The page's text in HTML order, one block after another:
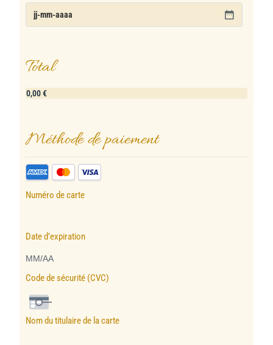
Total
Méthode de paiement
Numéro de carte
Date d’expiration
Code de sécurité (CVC)
Nom du titulaire de la carte